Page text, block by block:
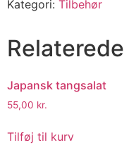
Kategori: Tilbehør
Japansk tangsalat
55,00 kr.
Tilføj til kurv